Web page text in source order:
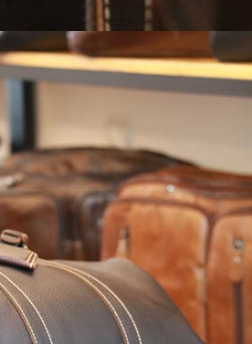
Ví Cầm Tay
Túi Xách – Túi
Ví kẹp tiền
LIÊN HỆ